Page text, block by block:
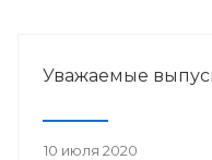
Уважаемые
10 июля 2020